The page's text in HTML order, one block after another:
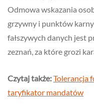
Odmowa wskazania
grzywny i punktów
fałszywych danych jest
zeznań, za które grozi
Czytaj także:Tolerancja
taryfikator mandatów